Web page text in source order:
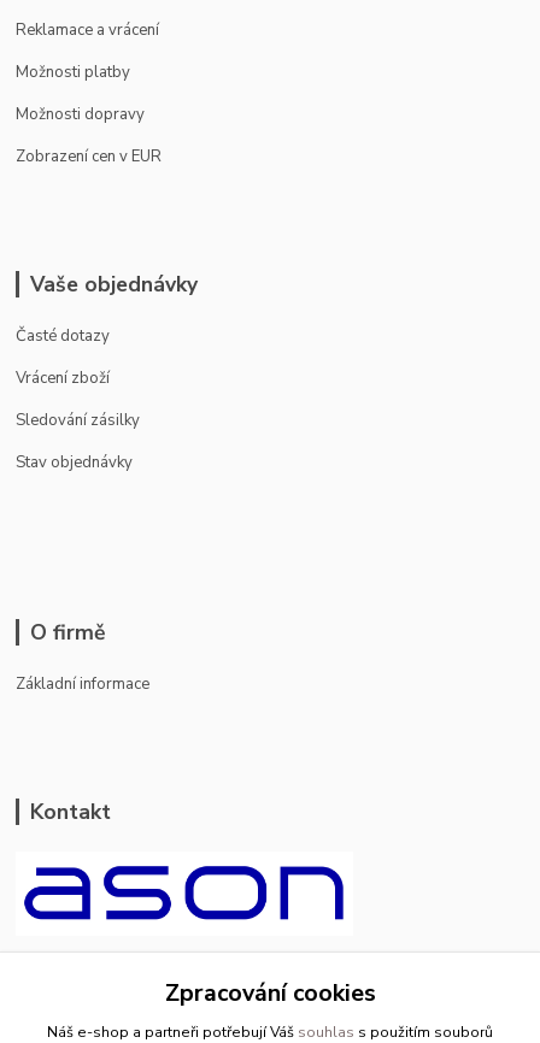
Reklamace a vrácení
Možnosti platby
Možnosti dopravy
Zobrazení cen v EUR
Vaše objednávky
Časté dotazy
Vrácení zboží
Sledování zásilky
Stav objednávky
O firmě
Základní informace
Kontakt
+420 799 500 769
Zpracování cookies
Náš e-shop a partneři potřebují Váš souhlas s použitím souborů